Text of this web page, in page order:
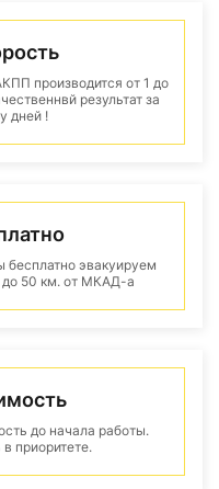
производится от 1 до
результат за
дней !
бесплатно эвакуируем
50 км. от МКАД-а
до начала работы.
приоритете.